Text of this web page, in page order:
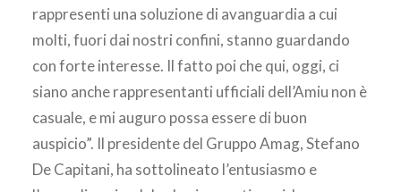
rappresenti una soluzione di avanguardia a cui
molti, fuori dai nostri confini, stanno guardando
con forte interesse. Il fatto poi che qui, oggi, ci
siano anche rappresentanti ufficiali dell’Amiu non è
casuale, e mi auguro possa essere di buon
auspicio”. Il presidente del Gruppo Amag, Stefano
De Capitani, ha sottolineato l’entusiasmo e